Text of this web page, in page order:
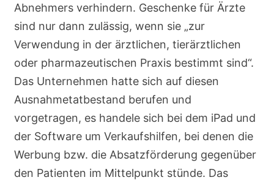
Abnehmers verhindern. Geschenke für Ärzte
sind nur dann zulässig, wenn sie „zur
Verwendung in der ärztlichen, tierärztlichen
oder pharmazeutischen Praxis bestimmt sind“.
Das Unternehmen hatte sich auf diesen
Ausnahmetatbestand berufen und
vorgetragen, es handele sich bei dem iPad und
der Software um Verkaufshilfen, bei denen die
Werbung bzw. die Absatzförderung gegenüber
den Patienten im Mittelpunkt stünde. Das